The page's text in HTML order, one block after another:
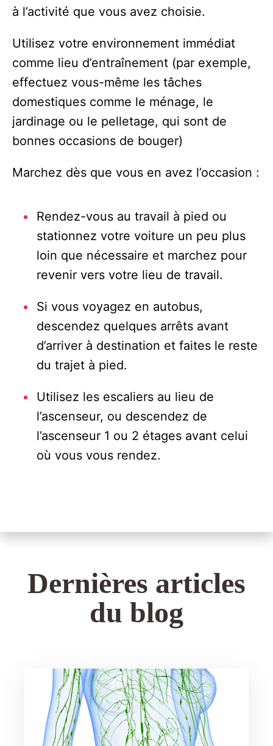
à l’activité que vous avez choisie.
Utilisez votre environnement immédiat
comme lieu d’entraînement (par exemple,
effectuez vous-même les tâches
domestiques comme le ménage, le
jardinage ou le pelletage, qui sont de
bonnes occasions de bouger)
Marchez dès que vous en avez l’occasion :
Rendez-vous au travail à pied ou
stationnez votre voiture un peu plus
loin que nécessaire et marchez pour
revenir vers votre lieu de travail.
Si vous voyagez en autobus,
descendez quelques arrêts avant
d’arriver à destination et faites le reste
du trajet à pied.
Utilisez les escaliers au lieu de
l’ascenseur, ou descendez de
l’ascenseur 1 ou 2 étages avant celui
où vous vous rendez.
Dernières articles
du blog